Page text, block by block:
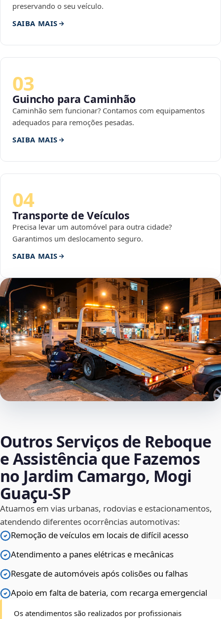
preservando o seu veículo.
SAIBA MAIS
03
Guincho para Caminhão
Caminhão sem funcionar? Contamos com equipamentos
adequados para remoções pesadas.
SAIBA MAIS
04
Transporte de Veículos
Precisa levar um automóvel para outra cidade?
Garantimos um deslocamento seguro.
SAIBA MAIS
Outros Serviços de Reboque
e Assistência que Fazemos
no Jardim Camargo, Mogi
Guaçu‑SP
Atuamos em vias urbanas, rodovias e estacionamentos,
atendendo diferentes ocorrências automotivas:
Remoção de veículos em locais de difícil acesso
Atendimento a panes elétricas e mecânicas
Resgate de automóveis após colisões ou falhas
Apoio em falta de bateria, com recarga emergencial
Os atendimentos são realizados por profissionais